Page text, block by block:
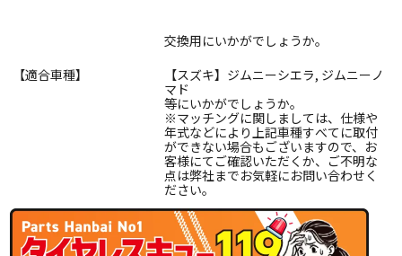
交換用にいかがでしょうか。
【適合車種】
【スズキ】ジムニーシエラ, ジムニーノ
マド
等にいかがでしょうか。
※マッチングに関しましては、仕様や
年式などにより上記車種すべてに取付
ができない場合もございますので、お
客様にてご確認いただくか、ご不明な
点は弊社までお気軽にお問い合わせく
ださい。